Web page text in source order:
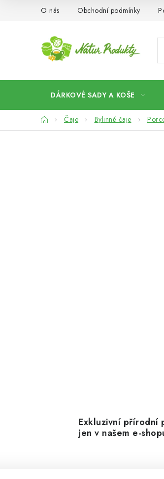
O nás Obchodní podmínky
DÁRKOVÉ SADY A KOŠE
DomůČaje Bylinné čaje
Exkluzivní přírodní
jen v našem e-